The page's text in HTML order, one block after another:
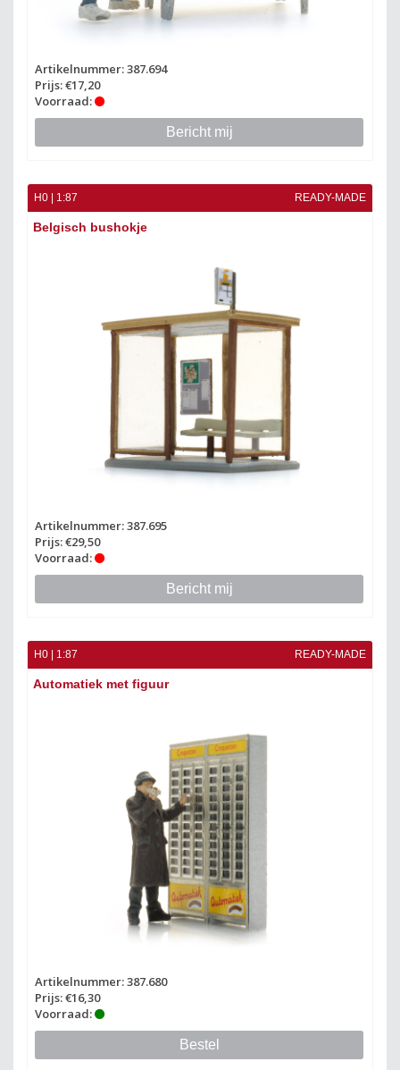
Artikelnummer: 387.694
Prijs: €17,20
Voorraad:
Bericht mij
H0 | 1:87 READY-MADE
Belgisch bushokje
Artikelnummer: 387.695
Prijs: €29,50
Voorraad:
Bericht mij
H0 | 1:87 READY-MADE
Automatiek met figuur
Artikelnummer: 387.680
Prijs: €16,30
Voorraad:
Bestel